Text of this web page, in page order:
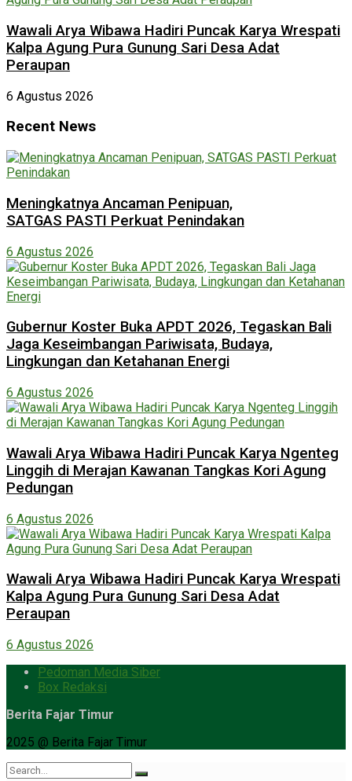
Wawali Arya Wibawa Hadiri Puncak Karya Wrespati
Kalpa Agung Pura Gunung Sari Desa Adat
Peraupan
6 Agustus 2026
Recent News
Meningkatnya Ancaman Penipuan,
SATGAS PASTI Perkuat Penindakan
6 Agustus 2026
Gubernur Koster Buka APDT 2026, Tegaskan Bali
Jaga Keseimbangan Pariwisata, Budaya,
Lingkungan dan Ketahanan Energi
6 Agustus 2026
Wawali Arya Wibawa Hadiri Puncak Karya Ngenteg
Linggih di Merajan Kawanan Tangkas Kori Agung
Pedungan
6 Agustus 2026
Wawali Arya Wibawa Hadiri Puncak Karya Wrespati
Kalpa Agung Pura Gunung Sari Desa Adat
Peraupan
6 Agustus 2026
Pedoman Media Siber
Box Redaksi
Berita Fajar Timur
2025 @ Berita Fajar Timur